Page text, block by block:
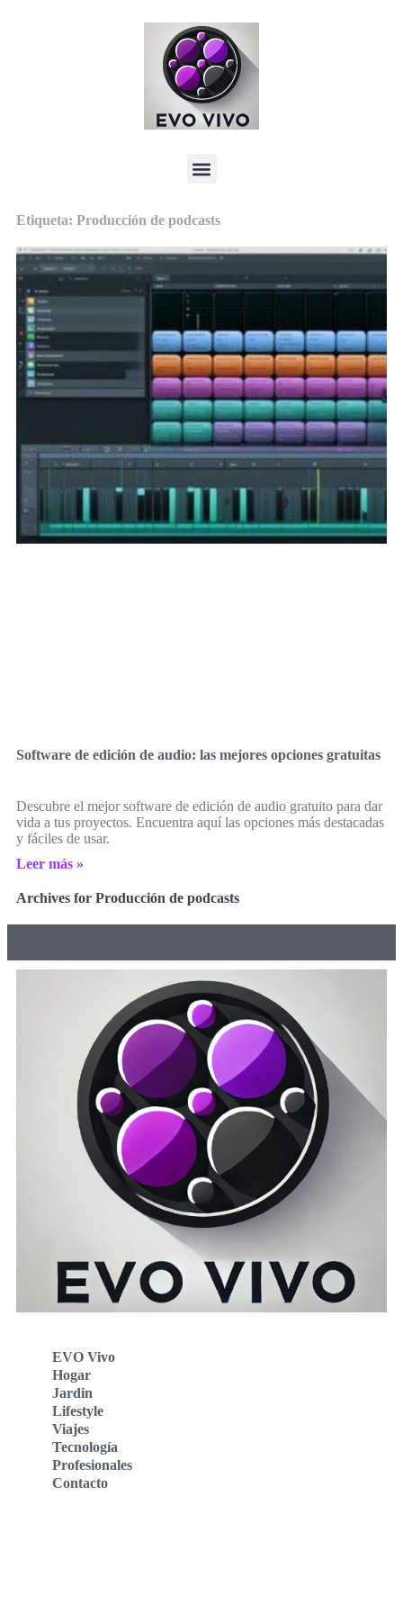
Etiqueta: Producción de podcasts
Software de edición de audio: las mejores opciones gratuitas
Descubre el mejor software de edición de audio gratuito para dar
vida a tus proyectos. Encuentra aquí las opciones más destacadas
y fáciles de usar.
Leer más »
Archives for Producción de podcasts
EVO Vivo
Hogar
Jardin
Lifestyle
Viajes
Tecnología
Profesionales
Contacto